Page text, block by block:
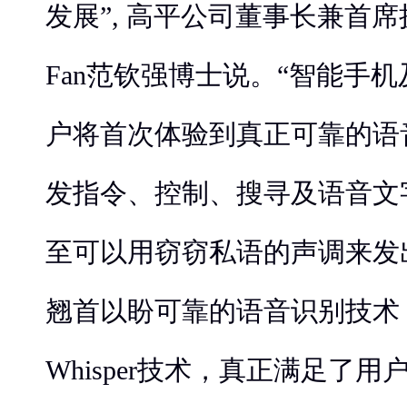
发展”, 高平公司董事长兼首席
Fan范钦强博士说。“智能手
户将首次体验到真正可靠的
发指令、控制、搜寻及语音
至可以用窃窃私语的声调来
翘首以盼可靠的语音识别技
Whisper技术，真正满足了用